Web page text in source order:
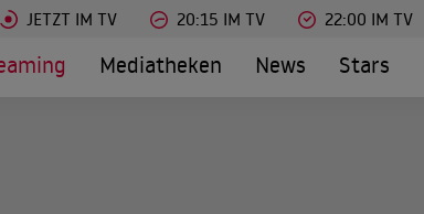
JETZT IM TV 20:15 IM TV 22:00 IM TV
Mediatheken News Stars